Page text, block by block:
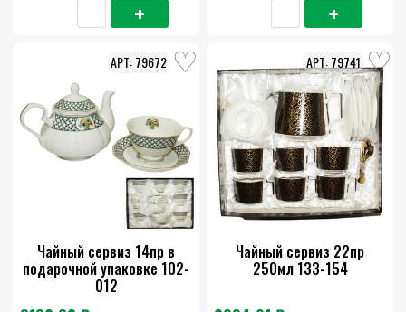
Чайный сервиз 14пр в
подарочной упаковке 102-
012
79672
Чайный сервиз 22пр
250мл 133-154
79741